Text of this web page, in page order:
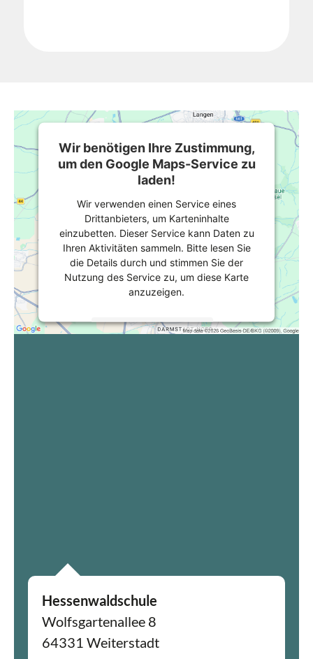
Wir benötigen Ihre Zustimmung,
um den Google Maps-Service zu
laden!
Wir verwenden einen Service eines
Drittanbieters, um Karteninhalte
einzubetten. Dieser Service kann Daten zu
Ihren Aktivitäten sammeln. Bitte lesen Sie
die Details durch und stimmen Sie der
Nutzung des Service zu, um diese Karte
anzuzeigen.
Mehr Informationen
Hessenwaldschule
Wolfsgartenallee 8
64331 Weiterstadt